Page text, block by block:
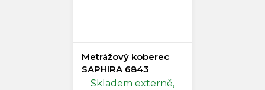
Metrážový koberec
SAPHIRA 6843
Skladem externě,